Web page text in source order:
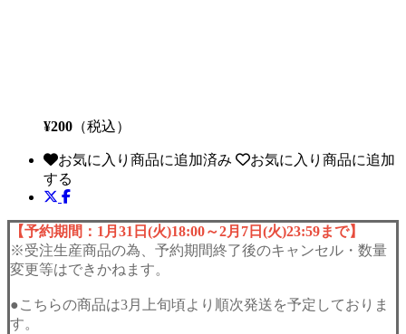
¥200 （税込）
お気に入り商品に追加済み
お気に入り商品に追加
する
【予約期間：1月31日(火)18:00～2月7日(火)23:59まで】
※受注生産商品の為、予約期間終了後のキャンセル・数量
変更等はできかねます。
●こちらの商品は3月上旬頃より順次発送を予定しておりま
す。